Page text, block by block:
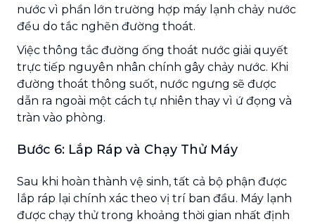
nước vì phần lớn trường hợp máy lạnh chảy nước
đều do tắc nghẽn đường thoát.
Việc thông tắc đường ống thoát nước giải quyết
trực tiếp nguyên nhân chính gây chảy nước. Khi
đường thoát thông suốt, nước ngưng sẽ được
dẫn ra ngoài một cách tự nhiên thay vì ứ đọng và
tràn vào phòng.
Bước 6: Lắp Ráp và Chạy Thử Máy
Sau khi hoàn thành vệ sinh, tất cả bộ phận được
lắp ráp lại chính xác theo vị trí ban đầu. Máy lạnh
được chạy thử trong khoảng thời gian nhất định